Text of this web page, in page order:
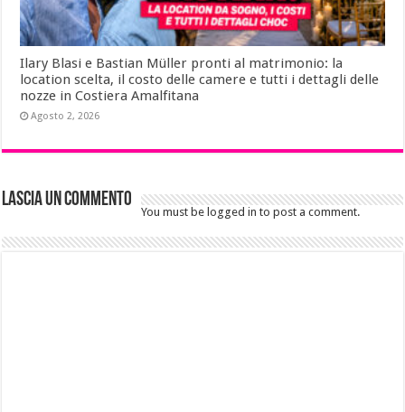
Ilary Blasi e Bastian Müller pronti al matrimonio: la
location scelta, il costo delle camere e tutti i dettagli delle
nozze in Costiera Amalfitana
Agosto 2, 2026
Lascia un commento
You must be logged in to post a comment.